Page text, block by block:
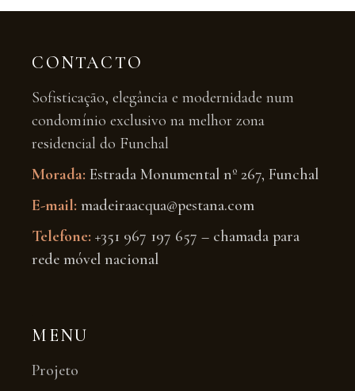
CONTACTO
Sofisticação, elegância e modernidade num
condomínio exclusivo na melhor zona
residencial do Funchal
Morada: Estrada Monumental nº 267, Funchal
E-mail: madeiraacqua@pestana.com
Telefone: +351 967 197 657 – chamada para
rede móvel nacional
MENU
Projeto